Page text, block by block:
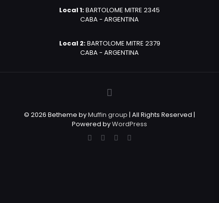
Local 1:BARTOLOME MITRE 2345
CABA - ARGENTINA
Local 2:BARTOLOME MITRE 2379
CABA - ARGENTINA
© 2026 Betheme byMuffin group | All Rights Reserved |
Powered byWordPress